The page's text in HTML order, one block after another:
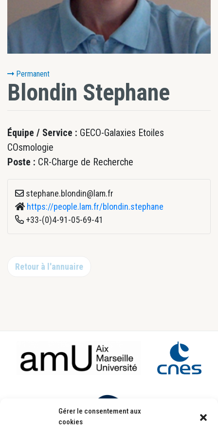
Gérer le consentement aux
cookies
Permanent
Blondin Stephane
Équipe / Service : GECO-Galaxies Etoiles
COsmologie
Poste : CR-Charge de Recherche
stephane.blondin@lam.fr
https://people.lam.fr/blondin.stephane
+33-(0)4-91-05-69-41
Retour à l'annuaire